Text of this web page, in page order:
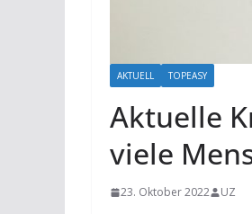
AKTUELL TOPEASY
Aktuelle
viele
23. Oktober 2022 UZ